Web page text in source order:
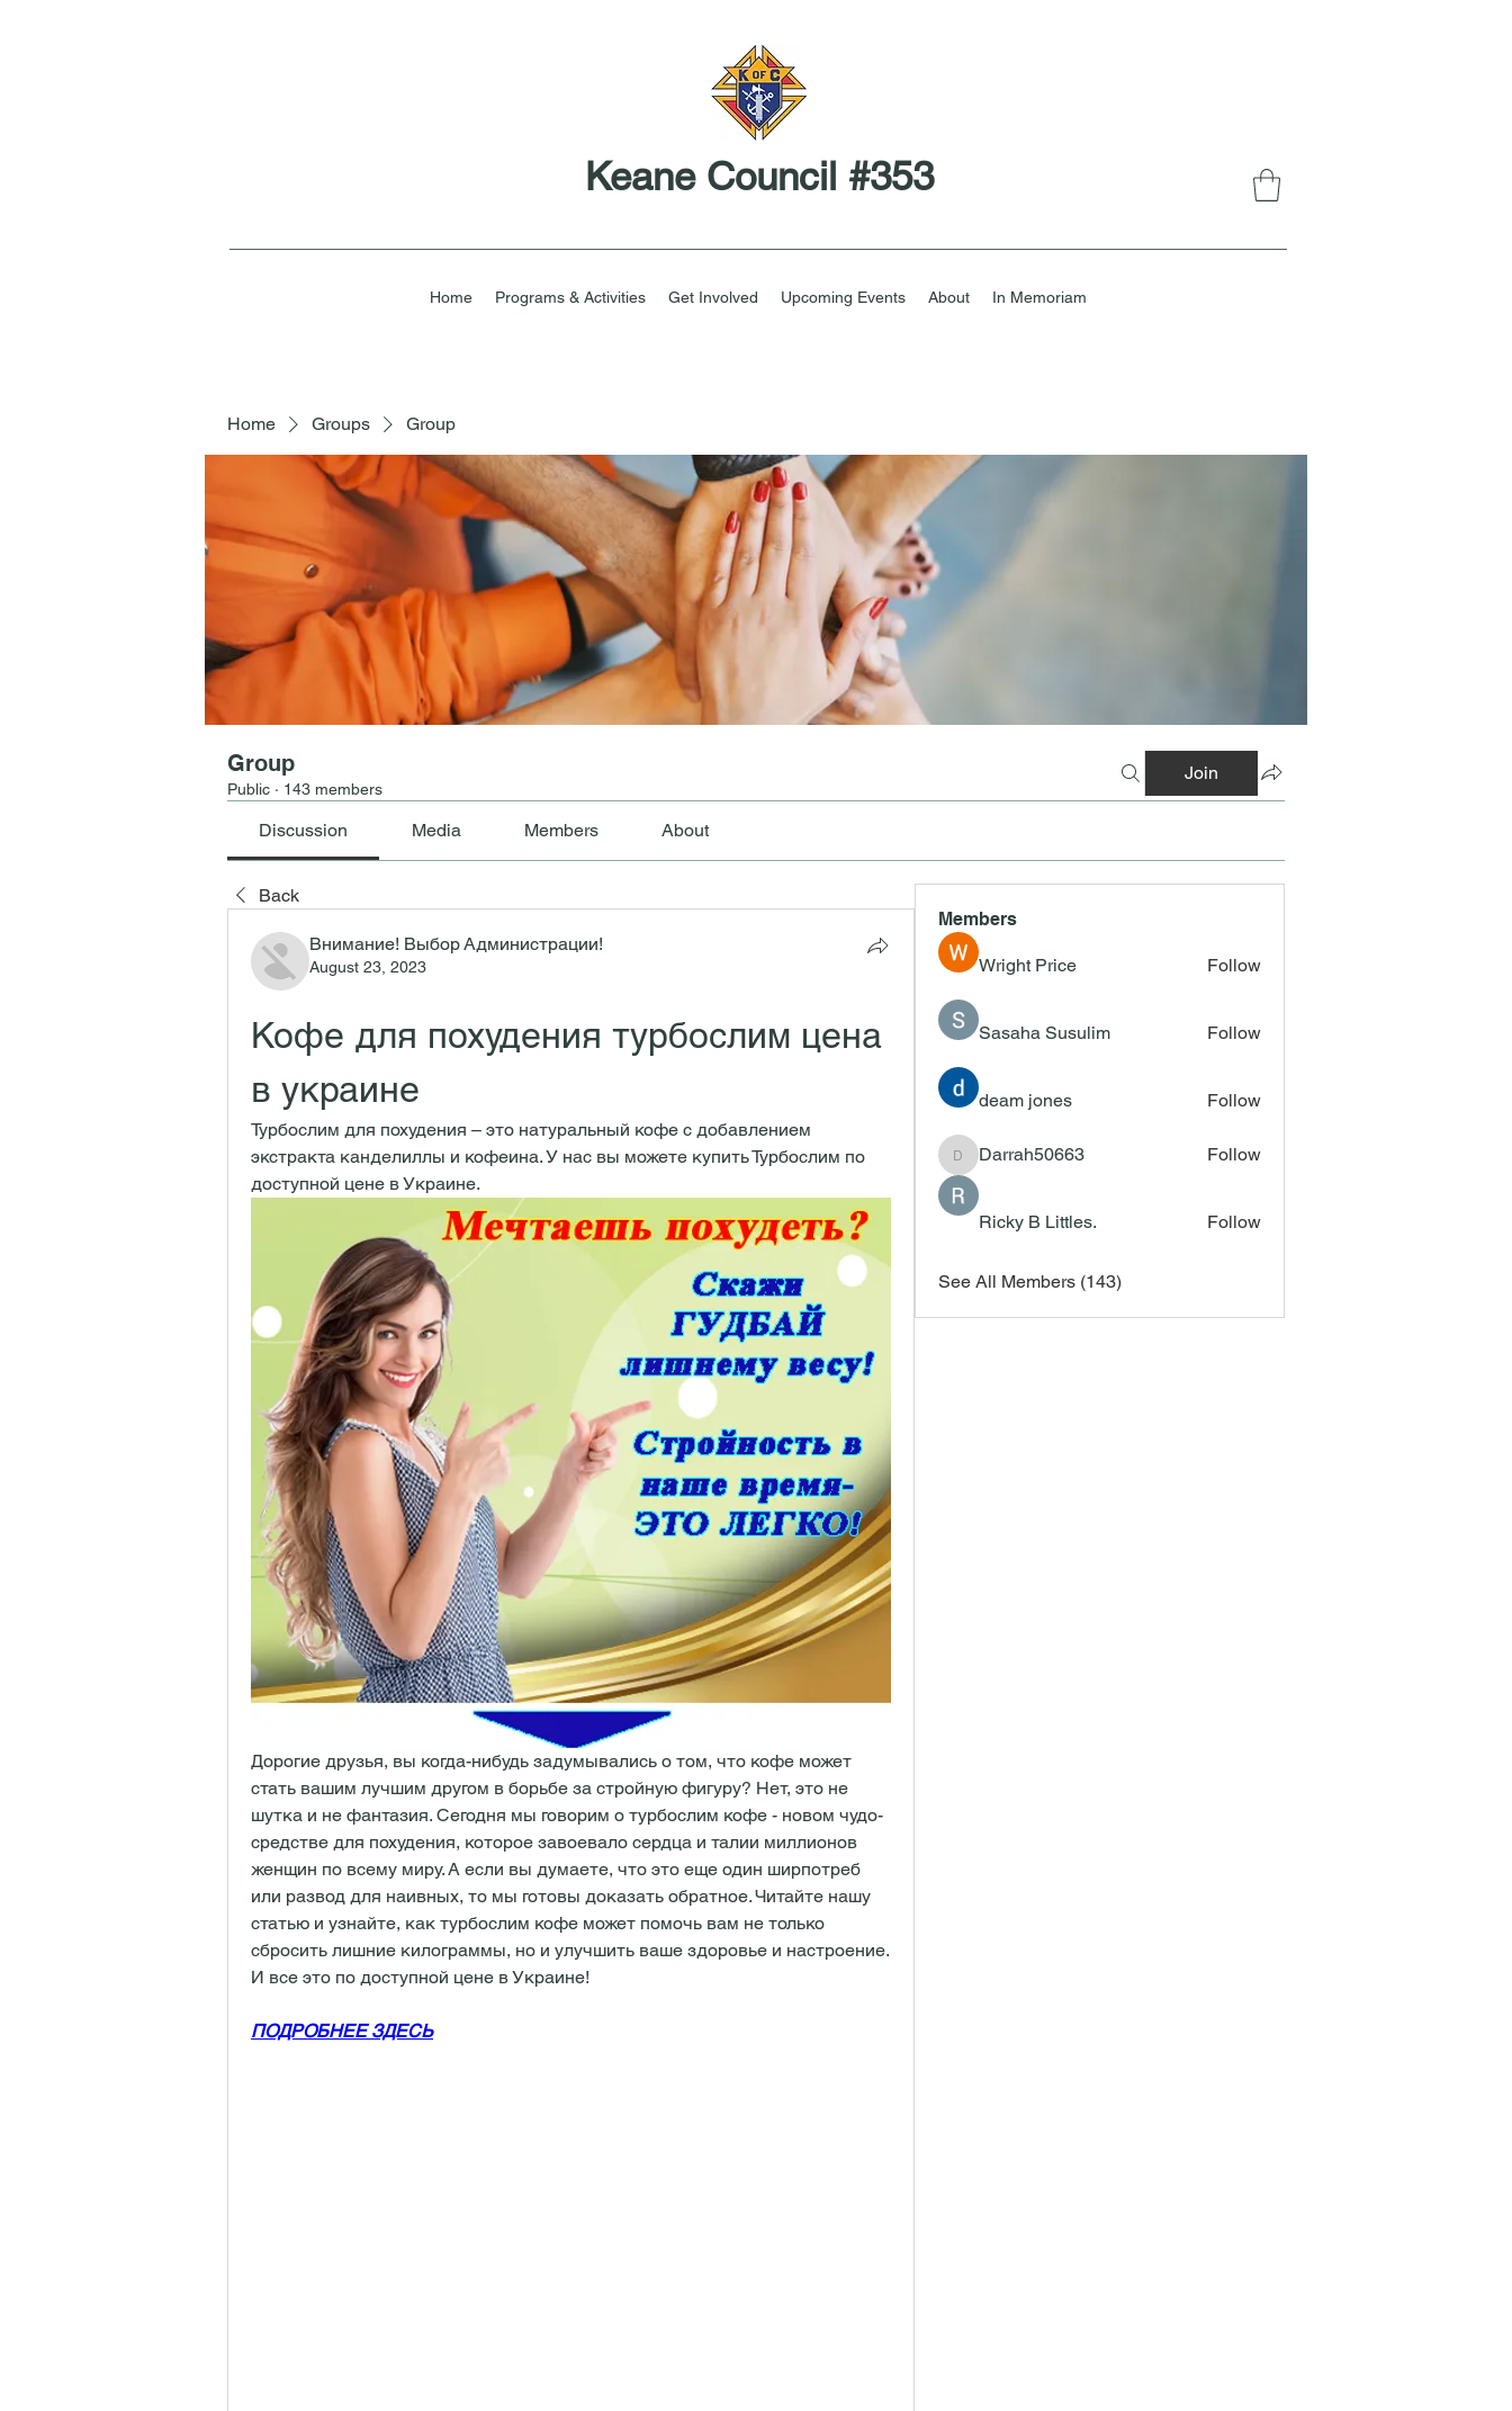
Keane Council #353
Home Programs & Activities Get Involved Upcoming Events About In Memoriam
Home Groups Group
Group
Public · 143 members
Join
Discussion Media Members About
Back
Внимание! Выбор Администрации!
August 23, 2023
Кофе для похудения турбослим цена
в украине
Турбослим для похудения – это натуральный кофе с добавлением
экстракта канделиллы и кофеина. У нас вы можете купить Турбослим по
доступной цене в Украине.
Дорогие друзья, вы когда-нибудь задумывались о том, что кофе может
стать вашим лучшим другом в борьбе за стройную фигуру? Нет, это не
шутка и не фантазия. Сегодня мы говорим о турбослим кофе - новом чудо-
средстве для похудения, которое завоевало сердца и талии миллионов
женщин по всему миру. А если вы думаете, что это еще один ширпотреб
или развод для наивных, то мы готовы доказать обратное. Читайте нашу
статью и узнайте, как турбослим кофе может помочь вам не только
сбросить лишние килограммы, но и улучшить ваше здоровье и настроение.
И все это по доступной цене в Украине!
ПОДРОБНЕЕ ЗДЕСЬ
Members
Wright Price Follow
Sasaha Susulim Follow
deam jones Follow
Darrah50663
Darrah50663 Follow
Ricky B Littles. Follow
See All Members (143)